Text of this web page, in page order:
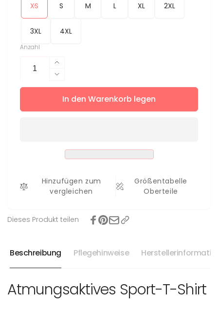
XS S M L XL 2XL
3XL 4XL
Anzahl
Erhöhe
die
Menge
für
4XL
Verringere
die
Menge
für
bis
4XL
In den Warenkorb legen
Hinzufügen zum
vergleichen
Größentabelle
Oberteile
Dieses Produkt teilen
Beschreibung Pflegehinweise
Atmungsaktives Sport-T-Shirt